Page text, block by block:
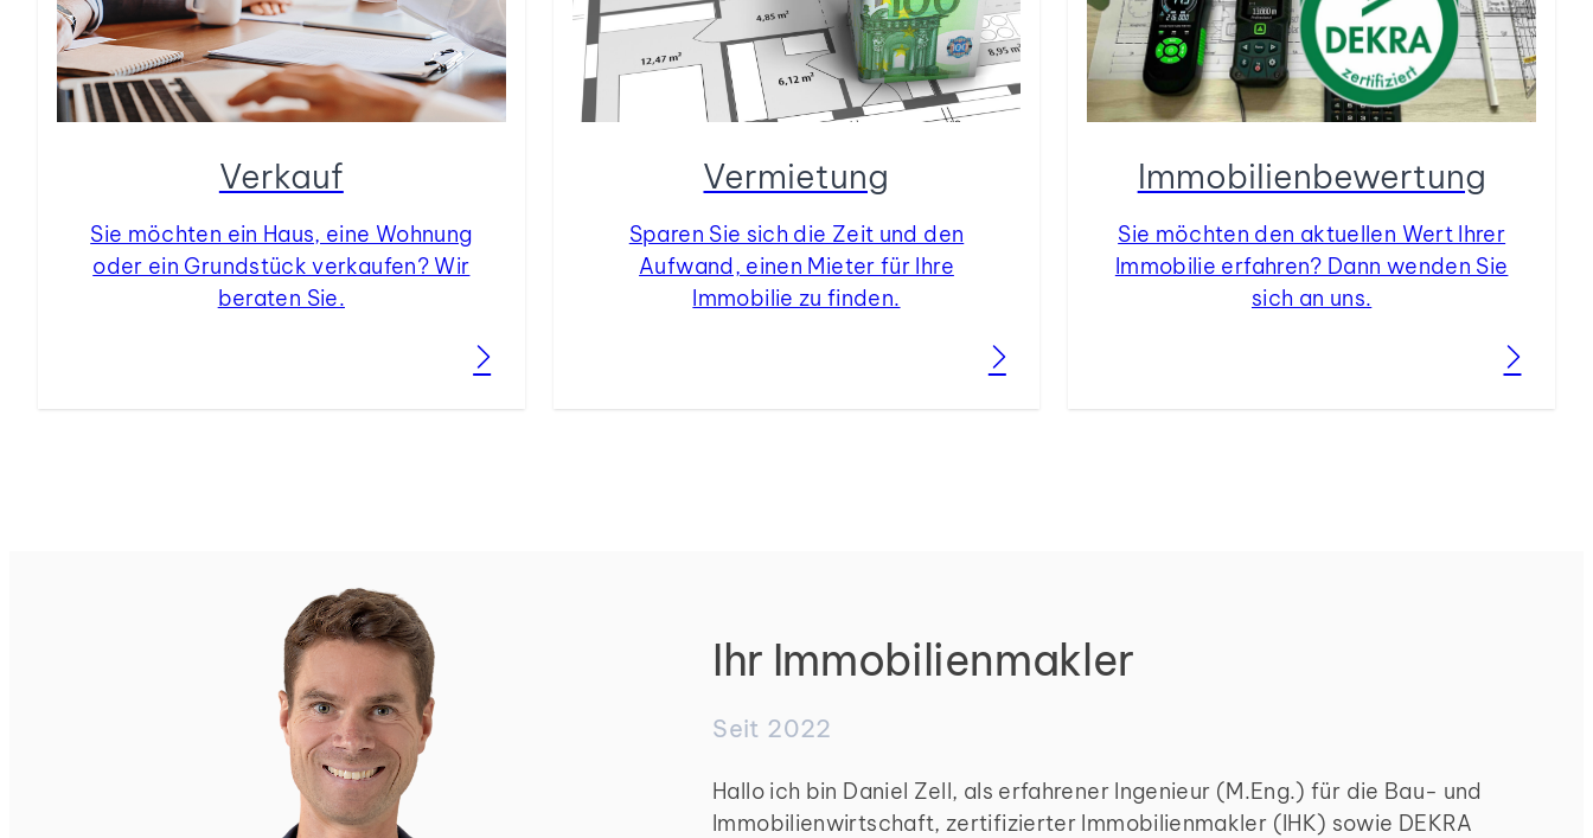
Verkauf
Sie möchten ein Haus, eine Wohnung
oder ein Grundstück verkaufen? Wir
beraten Sie.
Vermietung
Sparen Sie sich die Zeit und den
Aufwand, einen Mieter für Ihre
Immobilie zu finden.
Immobilienbewertung
Sie möchten den aktuellen Wert Ihrer
Immobilie erfahren? Dann wenden Sie
sich an uns.
Ihr Immobilienmakler
Seit 2022
Hallo ich bin Daniel Zell, als erfahrener Ingenieur (M.Eng.) für die Bau- und
Immobilienwirtschaft, zertifizierter Immobilienmakler (IHK) sowie DEKRA